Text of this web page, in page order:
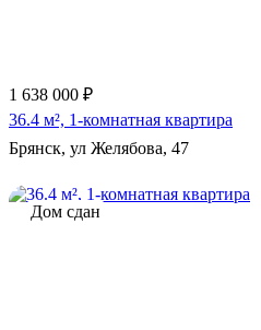
1 638 000 ₽
36.4 м², 1-комнатная квартира
Брянск, ул Желябова, 47
Дом сдан